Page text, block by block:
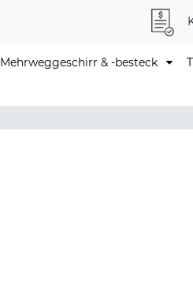
Mehrweggeschirr & -besteck